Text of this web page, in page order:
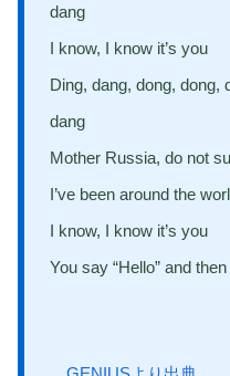
dang
I know, I know it’s you
Ding, dang, dong, dong,
dang
Mother Russia, do not
I’ve been around the
I know, I know it’s you
You say “Hello” and then